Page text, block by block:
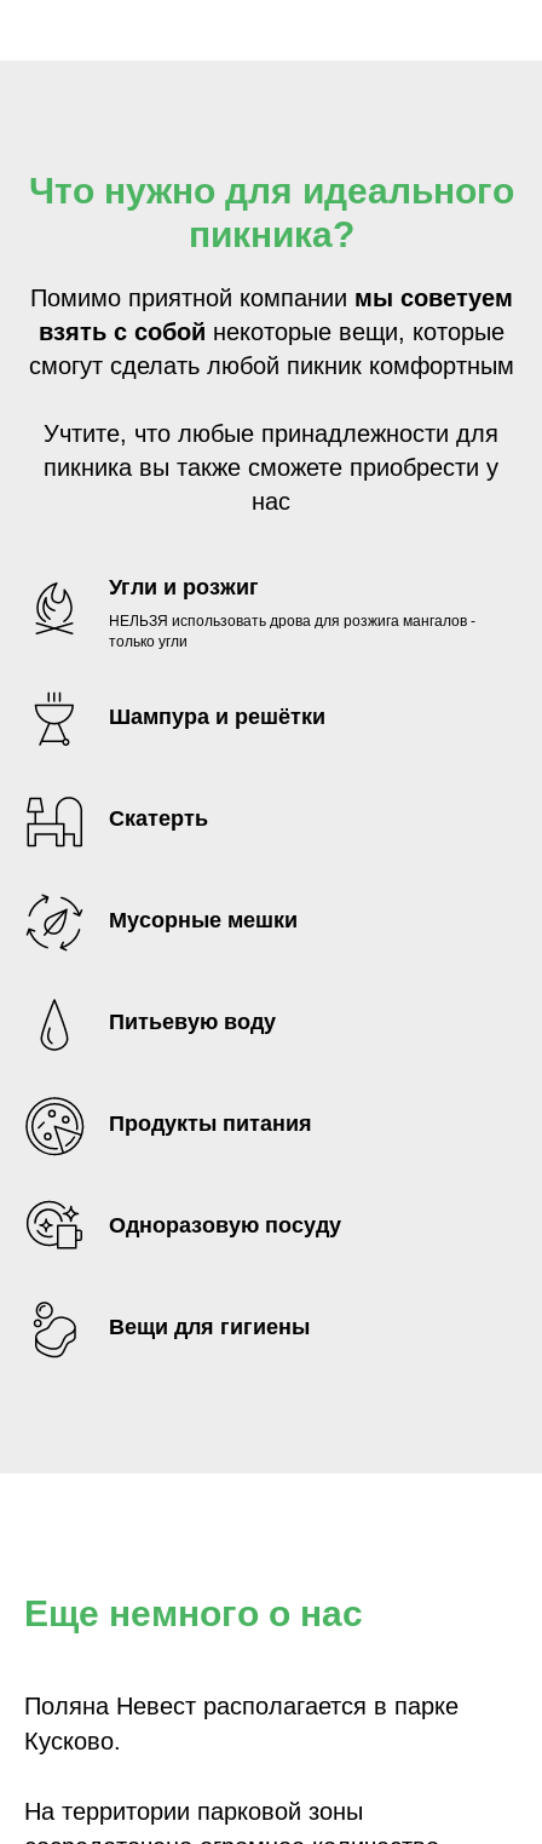
Что нужно для идеального
пикника?
Помимо приятной компании мы советуем
взять с собой некоторые вещи, которые
смогут сделать любой пикник комфортным
Учтите, что любые принадлежности для
пикника вы также сможете приобрести у
нас
Угли и розжиг
НЕЛЬЗЯ использовать дрова для розжига мангалов -
только угли
Шампура и решётки
Скатерть
Мусорные мешки
Питьевую воду
Продукты питания
Одноразовую посуду
Вещи для гигиены
Еще немного о нас
Поляна Невест располагается в парке
Кусково.
На территории парковой зоны